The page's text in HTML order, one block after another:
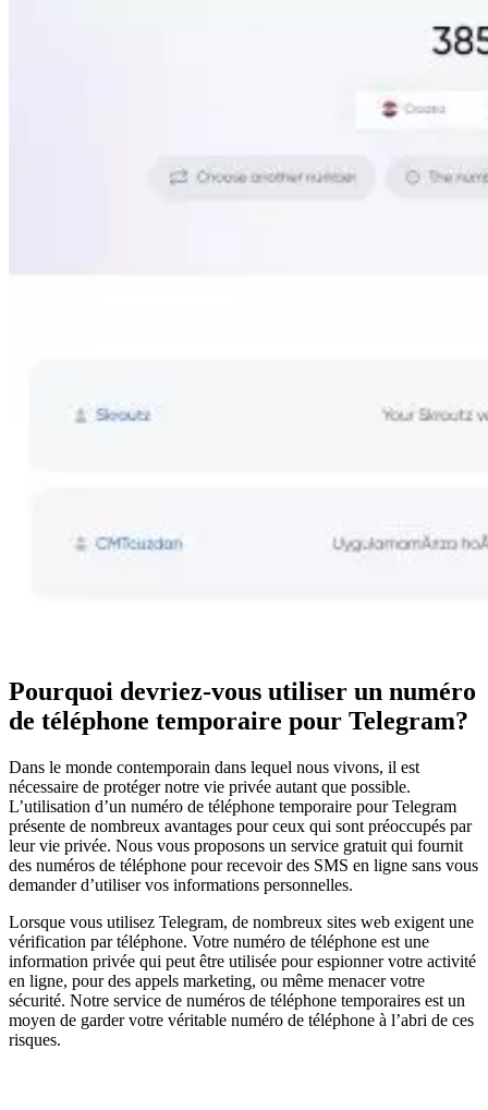
Pourquoi devriez-vous utiliser un numéro
de téléphone temporaire pour Telegram?
Dans le monde contemporain dans lequel nous vivons, il est
nécessaire de protéger notre vie privée autant que possible.
L’utilisation d’un numéro de téléphone temporaire pour Telegram
présente de nombreux avantages pour ceux qui sont préoccupés par
leur vie privée. Nous vous proposons un service gratuit qui fournit
des numéros de téléphone pour recevoir des SMS en ligne sans vous
demander d’utiliser vos informations personnelles.
Lorsque vous utilisez Telegram, de nombreux sites web exigent une
vérification par téléphone. Votre numéro de téléphone est une
information privée qui peut être utilisée pour espionner votre activité
en ligne, pour des appels marketing, ou même menacer votre
sécurité. Notre service de numéros de téléphone temporaires est un
moyen de garder votre véritable numéro de téléphone à l’abri de ces
risques.